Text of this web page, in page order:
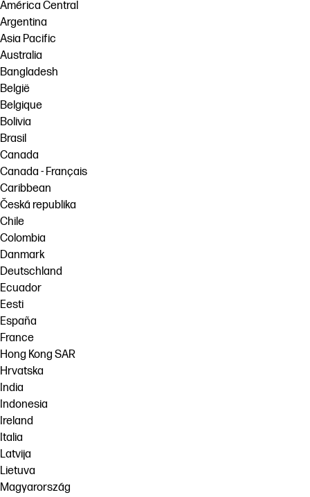
Ponte en contacto con un experto de
HP PrintOS
Síguenos
Soluciones de flujo de trabajo
Sostenibilidad
América Central
Argentina
Asia Pacific
Australia
Bangladesh
België
Belgique
Bolivia
Brasil
Canada
Canada - Français
Caribbean
Česká republika
Chile
Colombia
Danmark
Deutschland
Ecuador
Eesti
España
France
Hong Kong SAR
Hrvatska
India
Indonesia
Ireland
Italia
Latvija
Lietuva
Magyarország